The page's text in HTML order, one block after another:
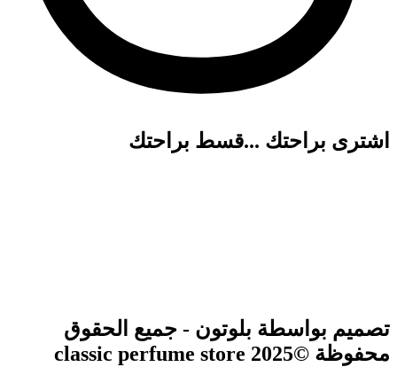
اشترى براحتك ...قسط براحتك
تصميم بواسطة بلوتون - جميع الحقوق
محفوظة ©2025 classic perfume store